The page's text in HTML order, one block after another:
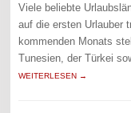
Viele beliebte
auf die ersten Urlauber
kommenden Monats
Tunesien, der Türkei
WEITERLESEN →